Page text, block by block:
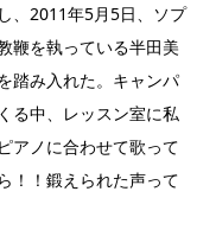
、2011年5月5日、ソプ
鞭を執っている半田美
踏み入れた。キャンパ
る中、レッスン室に私
アノに合わせて歌って
！！鍛えられた声って